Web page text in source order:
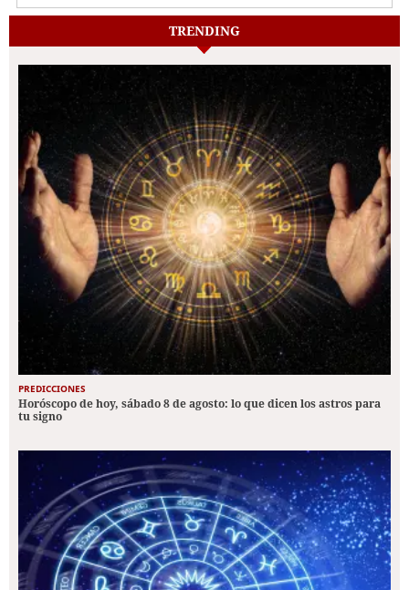
TRENDING
PREDICCIONES
Horóscopo de hoy, sábado 8 de agosto: lo que dicen los astros para
tu signo